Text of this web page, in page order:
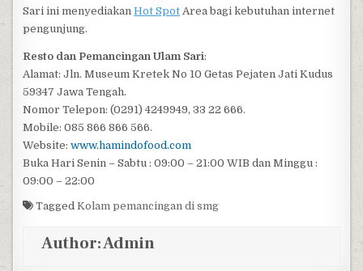
Sari ini menyediakanHot Spot Area bagi kebutuhan internet
pengunjung.
Resto dan Pemancingan Ulam Sari:
Alamat: Jln. Museum Kretek No 10 Getas Pejaten Jati Kudus
59347 Jawa Tengah.
Nomor Telepon: (0291) 4249949, 33 22 666.
Mobile: 085 866 866 566.
Website:www.hamindofood.com
Buka Hari Senin – Sabtu : 09:00 – 21:00 WIB dan Minggu :
09:00 – 22:00
TaggedKolam pemancingan di smg
Author:Admin